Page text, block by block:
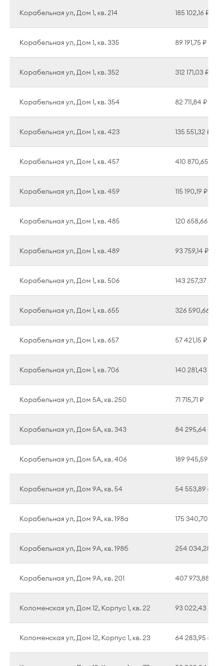
Корабельная ул, Дом 1, кв. 214 185 102,16 ₽
Корабельная ул, Дом 1, кв. 335 89 191,75 ₽
Корабельная ул, Дом 1, кв. 352 312 171,03 ₽
Корабельная ул, Дом 1, кв. 354 82 711,84 ₽
Корабельная ул, Дом 1, кв. 423 135 551,32 ₽
Корабельная ул, Дом 1, кв. 457 410 870,65 ₽
Корабельная ул, Дом 1, кв. 459 115 190,19 ₽
Корабельная ул, Дом 1, кв. 485 120 658,66 ₽
Корабельная ул, Дом 1, кв. 489 93 759,14 ₽
Корабельная ул, Дом 1, кв. 506 143 257,37 ₽
Корабельная ул, Дом 1, кв. 655 326 590,66 ₽
Корабельная ул, Дом 1, кв. 657 57 421,15 ₽
Корабельная ул, Дом 1, кв. 706 140 281,43 ₽
Корабельная ул, Дом 5А, кв. 250 71 715,71 ₽
Корабельная ул, Дом 5А, кв. 343 84 295,64 ₽
Корабельная ул, Дом 5А, кв. 406 189 945,59 ₽
Корабельная ул, Дом 9А, кв. 54 54 553,89 ₽
Корабельная ул, Дом 9А, кв. 198а 175 340,70 ₽
Корабельная ул, Дом 9А, кв. 198б 254 034,28 ₽
Корабельная ул, Дом 9А, кв. 201 407 973,88 ₽
Коломенская ул, Дом 12, Корпус 1, кв. 22 93 022,43 ₽
Коломенская ул, Дом 12, Корпус 1, кв. 23 64 283,95 ₽